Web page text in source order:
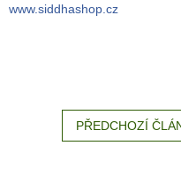
www.siddhashop.cz
PŘEDCHOZÍ